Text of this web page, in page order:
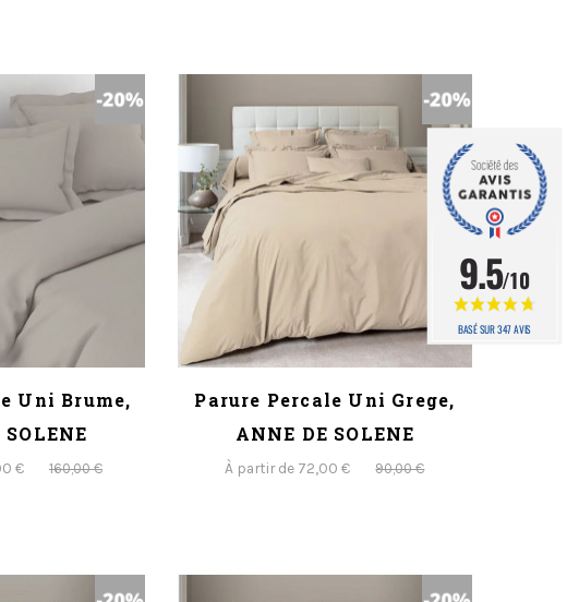
Uni Brume,
€ 160,00 €
Parure Percale Uni Grege,
ANNE DE SOLENE
À partir de 72,00 € 90,00 €
9.5/10
BASÉ SUR 347 AVIS